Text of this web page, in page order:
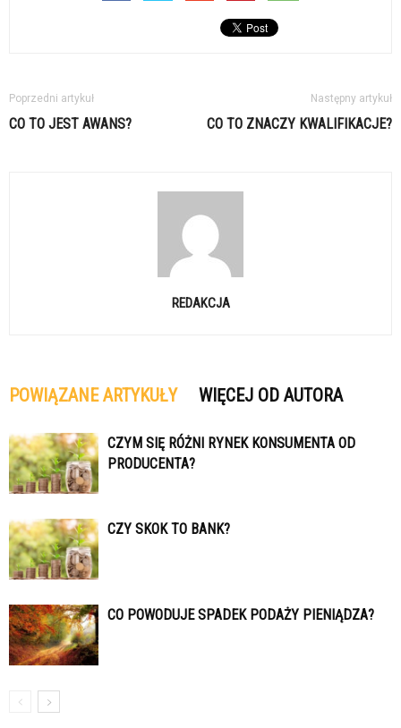
Poprzedni artykuł
CO TO JEST AWANS?
Następny artykuł
CO TO ZNACZY KWALIFIKACJE?
REDAKCJA
POWIĄZANE ARTYKUŁY WIĘCEJ OD AUTORA
CZYM SIĘ RÓŻNI RYNEK KONSUMENTA OD
PRODUCENTA?
CZY SKOK TO BANK?
CO POWODUJE SPADEK PODAŻY PIENIĄDZA?